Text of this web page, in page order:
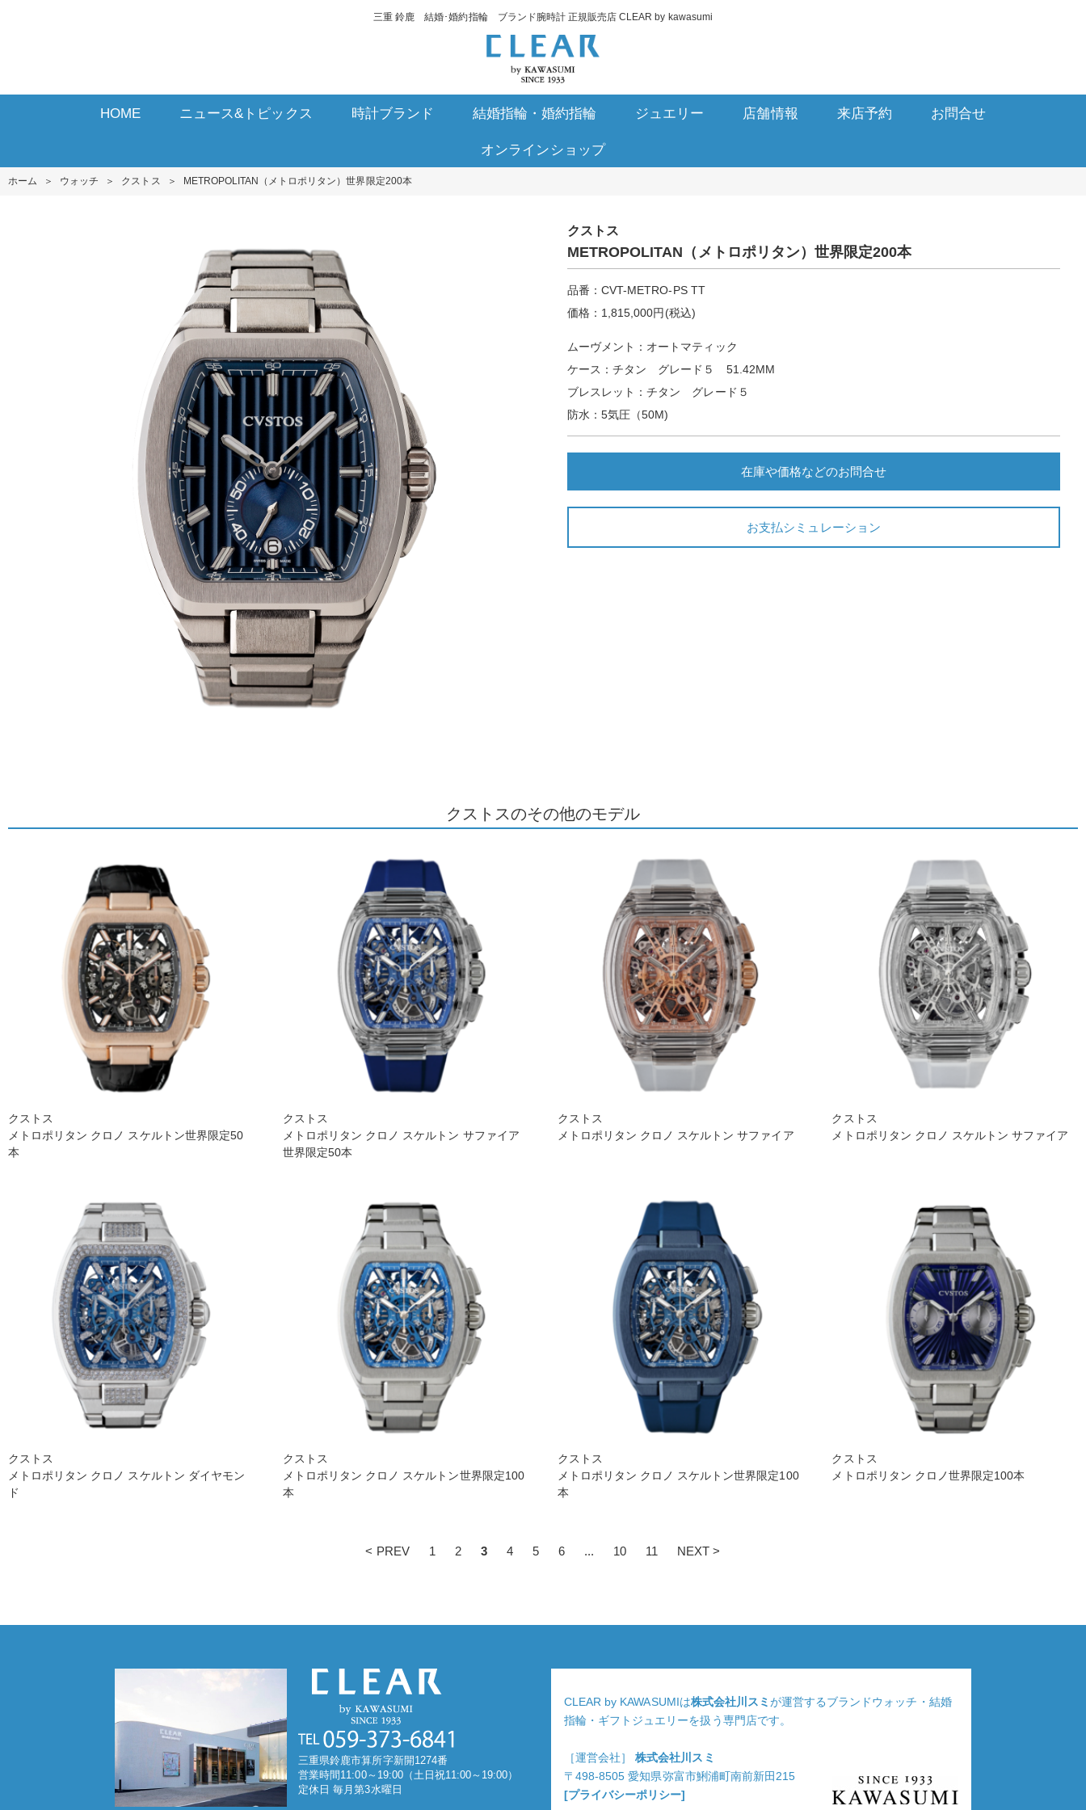
三重 鈴鹿 結婚･婚約指輪 ブランド腕時計 正規販売店 CLEAR by kawasumi
HOME ニュース&トピックス 時計ブランド 結婚指輪・婚約指輪 ジュエリー 店舗情報 来店予約 お問合せ
オンラインショップ
ホーム ＞ ウォッチ ＞ クストス ＞ METROPOLITAN（メトロポリタン）世界限定200本
クストス
METROPOLITAN（メトロポリタン）世界限定200本
品番：CVT-METRO-PS TT
価格：1,815,000円(税込)
ムーヴメント：オートマティック
ケース：チタン グレード５ 51.42MM
ブレスレット：チタン グレード５
防水：5気圧（50M)
在庫や価格などのお問合せ
お支払シミュレーション
クストスのその他のモデル
クストス
メトロポリタン クロノ スケルトン世界限定50
本
クストス
メトロポリタン クロノ スケルトン サファイア
世界限定50本
クストス
メトロポリタン クロノ スケルトン サファイア
クストス
メトロポリタン クロノ スケルトン サファイア
クストス
メトロポリタン クロノ スケルトン ダイヤモン
ド
クストス
メトロポリタン クロノ スケルトン世界限定100
本
クストス
メトロポリタン クロノ スケルトン世界限定100
本
クストス
メトロポリタン クロノ世界限定100本
< PREV 1 2 3 4 5 6 ... 10 11 NEXT >
三重県鈴鹿市算所字新開1274番
営業時間11:00～19:00（土日祝11:00～19:00）
定休日 毎月第3水曜日
CLEAR by KAWASUMIは株式会社川スミが運営するブランドウォッチ・結婚
指輪・ギフトジュエリーを扱う専門店です。
［運営会社］株式会社川スミ
〒498-8505 愛知県弥富市鯏浦町南前新田215
[プライバシーポリシー]